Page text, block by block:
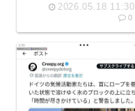
球温暖化は嘘だと証明され
2026.05.18 11:30
0